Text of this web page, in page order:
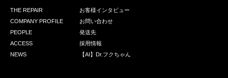
THE REPAIR
COMPANY PROFILE
PEOPLE
ACCESS
NEWS
お客様インタビュー
お問い合わせ
発送先
採用情報
【AI】Dr.フクちゃん